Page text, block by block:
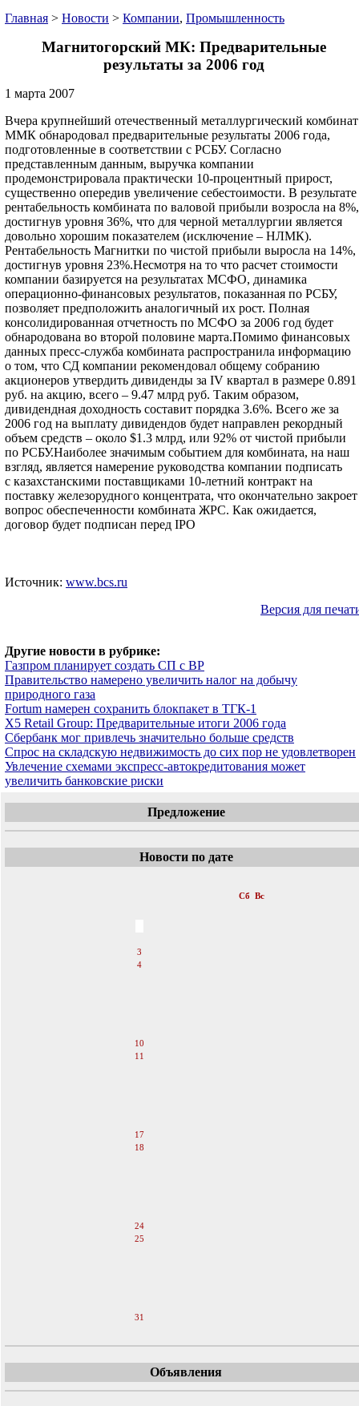
Главная > Новости > Компании, Промышленность
Магнитогорский МК: Предварительные
результаты за 2006 год
1 марта 2007
Вчера крупнейший отечественный металлургический комбинат
ММК обнародовал предварительные результаты 2006 года,
подготовленные в соответствии с РСБУ. Согласно
представленным данным, выручка компании
продемонстрировала практически 10-процентный прирост,
существенно опередив увеличение себестоимости. В результате
рентабельность комбината по валовой прибыли возросла на 8%,
достигнув уровня 36%, что для черной металлургии является
довольно хорошим показателем (исключение – НЛМК).
Рентабельность Магнитки по чистой прибыли выросла на 14%,
достигнув уровня 23%.Несмотря на то что расчет стоимости
компании базируется на результатах МСФО, динамика
операционно-финансовых результатов, показанная по РСБУ,
позволяет предположить аналогичный их рост. Полная
консолидированная отчетность по МСФО за 2006 год будет
обнародована во второй половине марта.Помимо финансовых
данных пресс-служба комбината распространила информацию
о том, что СД компании рекомендовал общему собранию
акционеров утвердить дивиденды за IV квартал в размере 0.891
руб. на акцию, всего – 9.47 млрд руб. Таким образом,
дивидендная доходность составит порядка 3.6%. Всего же за
2006 год на выплату дивидендов будет направлен рекордный
объем средств – около $1.3 млрд, или 92% от чистой прибыли
по РСБУ.Наиболее значимым событием для комбината, на наш
взгляд, является намерение руководства компании подписать
с казахстанскими поставщиками 10-летний контракт на
поставку железорудного концентрата, что окончательно закроет
вопрос обеспеченности комбината ЖРС. Как ожидается,
договор будет подписан перед IPO
Источник: www.bcs.ru
Версия для
Другие новости в рубрике:
Газпром планирует создать СП с BP
Правительство намерено увеличить налог на добычу
природного газа
Fortum намерен сохранить блокпакет в ТГК-1
X5 Retail Group: Предварительные итоги 2006 года
Сбербанк мог привлечь значительно больше средств
Спрос на складскую недвижимость до сих пор не удовлетворен
Увлечение схемами экспресс-автокредитования может
увеличить банковские риски
Предложение
Новости по дате
Сб Вс
3
4
10
11
17
18
24
25
31
Объявления